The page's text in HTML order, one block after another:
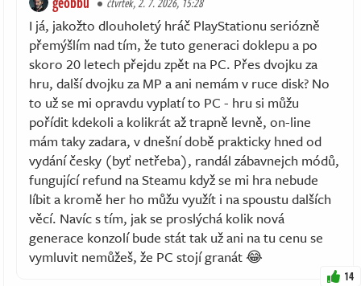
I já, jakožto dlouholetý hráč PlayStationu seriózně
přemýšlím nad tím, že tuto generaci doklepu a po
skoro 20 letech přejdu zpět na PC. Přes dvojku za
hru, další dvojku za MP a ani nemám v ruce disk? No
to už se mi opravdu vyplatí to PC - hru si můžu
pořídit kdekoli a kolikrát až trapně levně, on-line
mám taky zadara, v dnešní době prakticky hned od
vydání česky (byť netřeba), randál zábavnejch módů,
fungující refund na Steamu když se mi hra nebude
líbit a kromě her ho můžu využít i na spoustu dalších
věcí. Navíc s tím, jak se proslýchá kolik nová
generace konzolí bude stát tak už ani na tu cenu se
vymluvit nemůžeš, že PC stojí granát 😂
14